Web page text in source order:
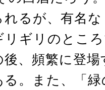
るが、有名
リギリのとこ
、頻繁に登
。また、「